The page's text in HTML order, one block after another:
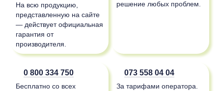
На всю продукцию,
представленную на сайте
— действует официальная
гарантия от
производителя.
решение любых проблем.
0 800 334 750
Бесплатно со всех
073 558 04 04
За тарифами оператора.